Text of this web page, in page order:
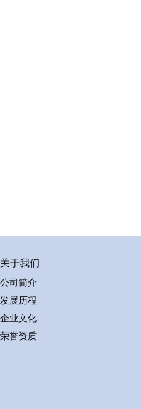
关于我们
公司简介
发展历程
企业文化
荣誉资质